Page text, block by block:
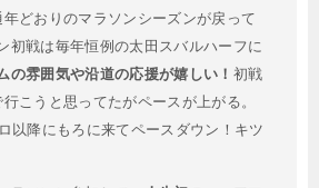
どおりのマラソンシーズンが戻って
初戦は毎年恒例の太田スバルハーフに
の雰囲気や沿道の応援が嬉しい！ 初戦
こうと思ってたがペースが上がる。
以降にもろに来てペースダウン！キツ